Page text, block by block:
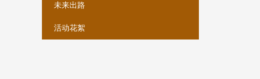
未来出路
活动花絮